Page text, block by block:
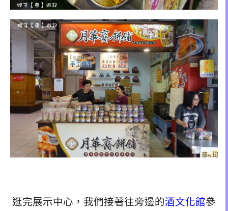
逛完展示中心，我們接著往旁邊的酒文化館參